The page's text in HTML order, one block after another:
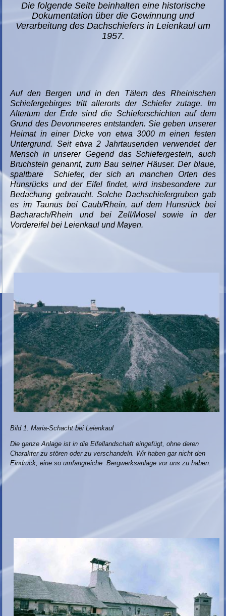
Die folgende Seite beinhalten eine historische
Dokumentation über die Gewinnung und
Verarbeitung des Dachschiefers in Leienkaul um
1957.
Auf den Bergen und in den Tälern des Rheinischen
Schiefergebirges tritt allerorts der Schiefer zutage. Im
Altertum der Erde sind die Schieferschichten auf dem
Grund des Devonmeeres entstanden. Sie geben unserer
Heimat in einer Dicke von etwa 3000 m einen festen
Untergrund. Seit etwa 2 Jahrtausenden verwendet der
Mensch in unserer Gegend das Schiefergestein, auch
Bruchstein genannt, zum Bau seiner Häuser. Der blaue,
spaltbare Schiefer, der sich an manchen Orten des
Hunsrücks und der Eifel findet, wird insbesondere zur
Bedachung gebraucht. Solche Dachschiefergruben gab
es im Taunus bei Caub/Rhein, auf dem Hunsrück bei
Bacharach/Rhein und bei Zell/Mosel sowie in der
Vordereifel bei Leienkaul und Mayen.
Bild 1. Maria-Schacht bei Leienkaul
Die ganze Anlage ist in die Eifellandschaft eingefügt, ohne deren
Charakter zu stören oder zu verschandeln. Wir haben gar nicht den
Eindruck, eine so umfangreiche Bergwerksanlage vor uns zu haben.